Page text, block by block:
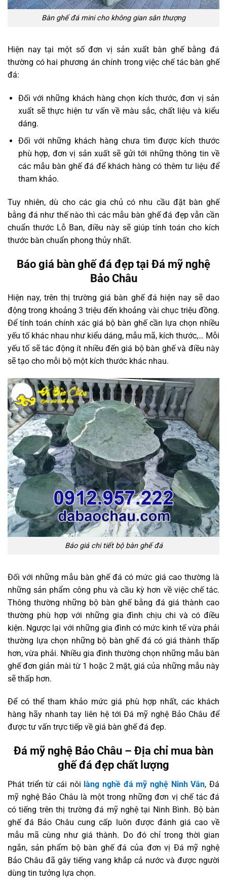
Bàn ghế đá mini cho không gian sân thượng
Hiện nay tại một số đơn vị sản xuất bàn ghế bằng đá
thường có hai phương án chính trong việc chế tác bàn ghế
đá:
Đối với những khách hàng chọn kích thước, đơn vị sản
xuất sẽ thực hiện tư vấn về màu sắc, chất liệu và kiểu
dáng.
Đối với những khách hàng chưa tìm được kích thước
phù hợp, đơn vị sản xuất sẽ gửi tới những thông tin về
các mẫu bàn ghế đá để khách hàng có thêm tư liệu để
tham khảo.
Tuy nhiên, dù cho các gia chủ có nhu cầu đặt bàn ghế
bằng đá như thế nào thì các mẫu bàn ghế đá đẹp vẫn cần
chuẩn thước Lỗ Ban, điều này sẽ giúp tính toán cho kích
thước bàn chuẩn phong thủy nhất.
Báo giá bàn ghế đá đẹp tại Đá mỹ nghệ
Bảo Châu
Hiện nay, trên thị trường giá bàn ghế đá hiện nay sẽ dao
động trong khoảng 3 triệu đến khoảng vài chục triệu đồng.
Để tính toán chính xác giá bộ bàn ghế cần lựa chọn nhiều
yếu tố khác nhau như kiểu dáng, mẫu mã, kích thước,… Mỗi
yếu tố sẽ tác động ít nhiều đến giá bộ bàn ghế và điều này
sẽ tạo cho mỗi bộ một kích thước khác nhau.
Báo giá chi tiết bộ bàn ghế đá
Đối với những mẫu bàn ghế đá có mức giá cao thường là
những sản phẩm công phu và cầu kỳ hơn về việc chế tác.
Thông thường những bộ bàn ghế bằng đá giá thành cao
thường phù hợp với những gia đình chịu chi và có điều
kiện. Ngược lại với những gia đình có mức kinh tế vừa phải
thường lựa chọn những bộ bàn ghế đá có giá thành thấp
hơn, vừa phải. Nhiều gia đình thường chọn những mẫu bàn
ghế đơn giản mài từ 1 hoặc 2 mặt, giá của những mẫu này
sẽ thấp hơn.
Để có thể tham khảo mức giá phù hợp nhất, các khách
hàng hãy nhanh tay liên hệ tới Đá mỹ nghệ Bảo Châu để
được tư vấn trực tiếp về giá bàn ghế đá đẹp.
Đá mỹ nghệ Bảo Châu – Địa chỉ mua bàn
ghế đá đẹp chất lượng
Phát triển từ cái nôi làng nghề đá mỹ nghệ Ninh Vân, Đá
mỹ nghệ Bảo Châu là một trong những đơn vị chế tác đá
có tiếng trên thị trường đá mỹ nghệ tại Ninh Bình. Bộ bàn
ghế đá Bảo Châu cung cấp luôn được đánh giá cao về
mẫu mã cùng như giá thành. Do đó chỉ trong thời gian
ngắn, sản phẩm bộ bàn ghế đá của đơn vị Đá mỹ nghệ
Bảo Châu đã gây tiếng vang khắp cả nước và được người
dùng tin tưởng lựa chọn.